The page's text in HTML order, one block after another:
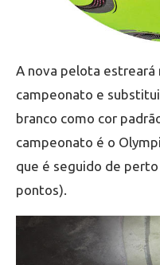
A nova pelota estreará
campeonato e
branco como cor
campeonato é o
que é seguido de
pontos).